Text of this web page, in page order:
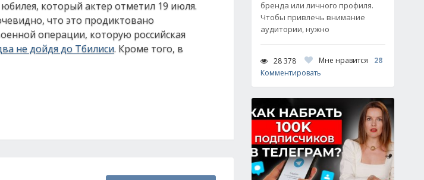
который актер отметил 19 июля.
что это продиктовано
операции, которую российская
не дойдя до Тбилиси. Кроме того, в
бренда или личного профиля.
Чтобы привлечь внимание
аудитории, нужно
28 378 Мне нравится
28
Комментировать